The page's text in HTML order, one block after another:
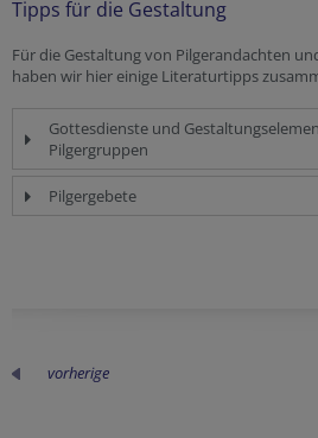
Tipps für die Gestaltung
Für die Gestaltung von Pilgerandachten
haben wir hier einige Literaturtipps
Gottesdienste und
Pilgergruppen
Pilgergebete
vorherige